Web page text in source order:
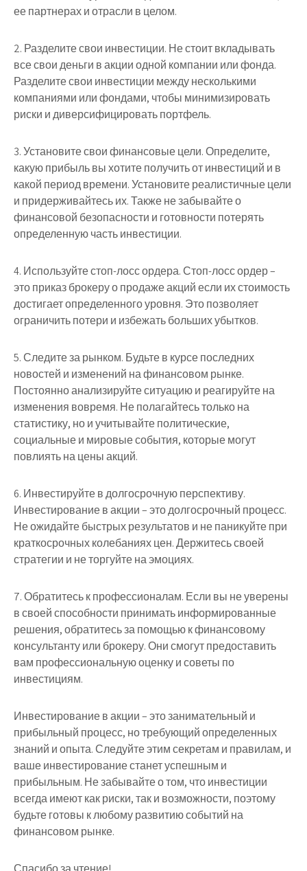
ее партнерах и отрасли в целом.
2. Разделите свои инвестиции. Не стоит вкладывать
все свои деньги в акции одной компании или фонда.
Разделите свои инвестиции между несколькими
компаниями или фондами, чтобы минимизировать
риски и диверсифицировать портфель.
3. Установите свои финансовые цели. Определите,
какую прибыль вы хотите получить от инвестиций и в
какой период времени. Установите реалистичные цели
и придерживайтесь их. Также не забывайте о
финансовой безопасности и готовности потерять
определенную часть инвестиции.
4. Используйте стоп-лосс ордера. Стоп-лосс ордер –
это приказ брокеру о продаже акций если их стоимость
достигает определенного уровня. Это позволяет
ограничить потери и избежать больших убытков.
5. Следите за рынком. Будьте в курсе последних
новостей и изменений на финансовом рынке.
Постоянно анализируйте ситуацию и реагируйте на
изменения вовремя. Не полагайтесь только на
статистику, но и учитывайте политические,
социальные и мировые события, которые могут
повлиять на цены акций.
6. Инвестируйте в долгосрочную перспективу.
Инвестирование в акции – это долгосрочный процесс.
Не ожидайте быстрых результатов и не паникуйте при
краткосрочных колебаниях цен. Держитесь своей
стратегии и не торгуйте на эмоциях.
7. Обратитесь к профессионалам. Если вы не уверены
в своей способности принимать информированные
решения, обратитесь за помощью к финансовому
консультанту или брокеру. Они смогут предоставить
вам профессиональную оценку и советы по
инвестициям.
Инвестирование в акции – это занимательный и
прибыльный процесс, но требующий определенных
знаний и опыта. Следуйте этим секретам и правилам, и
ваше инвестирование станет успешным и
прибыльным. Не забывайте о том, что инвестиции
всегда имеют как риски, так и возможности, поэтому
будьте готовы к любому развитию событий на
финансовом рынке.